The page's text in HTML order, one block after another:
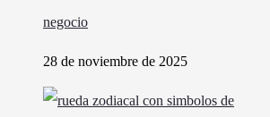
negocio
28 de noviembre de 2025